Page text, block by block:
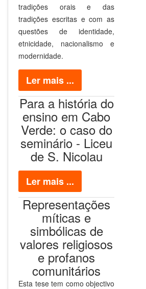
tradições orais e das
tradições escritas e com as
questões de identidade,
etnicidade, nacionalismo e
modernidade.
Ler mais ...
Para a história do
ensino em Cabo
Verde: o caso do
seminário - Liceu
de S. Nicolau
Ler mais ...
Representações
míticas e
simbólicas de
valores religiosos
e profanos
comunitários
Esta tese tem como objectivo